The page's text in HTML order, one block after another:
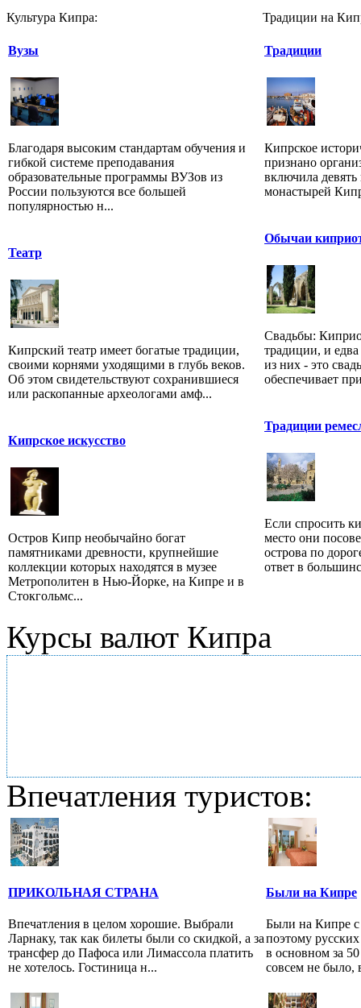
Культура Кипра:
Вузы
Благодаря высоким стандартам обучения и
гибкой системе преподавания
образовательные программы ВУЗов из
России пользуются все большей
популярностью н...
Театр
Кипрский театр имеет богатые традиции,
своими корнями уходящими в глубь веков.
Об этом свидетельствуют сохранившиеся
или раскопанные археологами амф...
Кипрское искусство
Остров Кипр необычайно богат
памятниками древности, крупнейшие
коллекции которых находятся в музее
Метрополитен в Нью-Йорке, на Кипре и в
Стокгольмс...
Традиции на
Традиции
Кипрское
признано
включила
монастырей
Обычаи
Свадьбы:
традиции, и
из них - это
обеспечивает
Традиции
Если спросить
место они
острова по
ответ в
Курсы валют Кипра
Впечатления туристов:
ПРИКОЛЬНАЯ СТРАНА
Впечатления в целом хорошие. Выбрали
Ларнаку, так как билеты были со скидкой, а за
трансфер до Пафоса или Лимассола платить
не хотелось. Гостиница н...
Были на Кипре
Были на Кипре с
поэтому
в основном за
совсем не было,